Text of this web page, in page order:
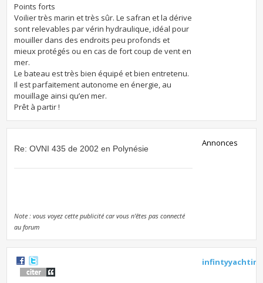
Points forts
Voilier très marin et très sûr. Le safran et la dérive
sont relevables par vérin hydraulique, idéal pour
mouiller dans des endroits peu profonds et
mieux protégés ou en cas de fort coup de vent en
mer.
Le bateau est très bien équipé et bien entretenu.
Il est parfaitement autonome en énergie, au
mouillage ainsi qu’en mer.
Prêt à partir !
Re: OVNI 435 de 2002 en Polynésie
Note : vous voyez cette publicité car vous n'êtes pas connecté
au forum
Annonces
infintyyachting